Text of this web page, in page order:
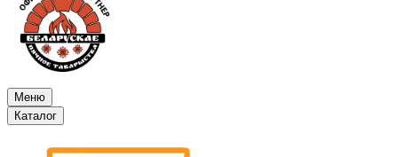
Меню
Каталог